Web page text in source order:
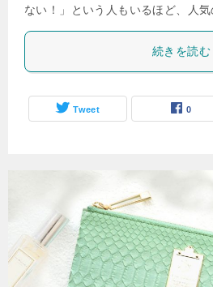
ない！」という人もいるほど、人
続きを読む
Tweet 0